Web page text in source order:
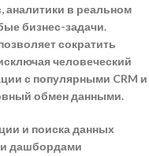
аналитики в реальном
бизнес-задачи.
сократить
человеческий
с популярными CRM и
обмен данными.
и поиска данных
дашбордами